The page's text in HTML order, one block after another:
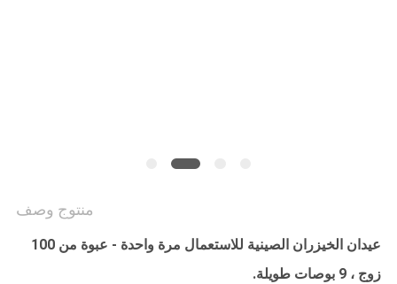
منتوج وصف
عيدان الخيزران الصينية للاستعمال مرة واحدة - عبوة من 100
زوج ، 9 بوصات طويلة.